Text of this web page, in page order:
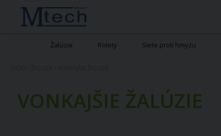
Žalúzie Rolety Siete proti hmyzu
VONKAJŠIE ŽALÚZIE